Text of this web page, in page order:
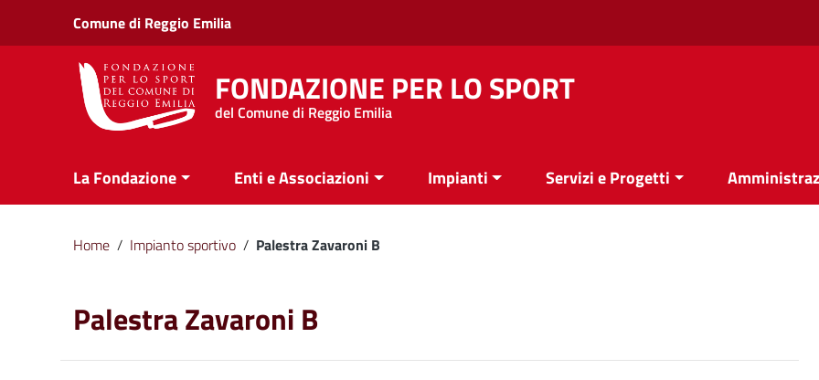
Vai ai contenuti
Vai al menu di navigazione
Vai al footer
Comune di Reggio Emilia
FONDAZIONE PER LO SPORT
del Comune di Reggio Emilia
La Fondazione Enti e Associazioni Impianti Servizi e Progetti
Home / Impianto sportivo / Palestra Zavaroni B
Palestra Zavaroni B